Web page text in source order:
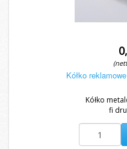
Kółko
Kółko
fi